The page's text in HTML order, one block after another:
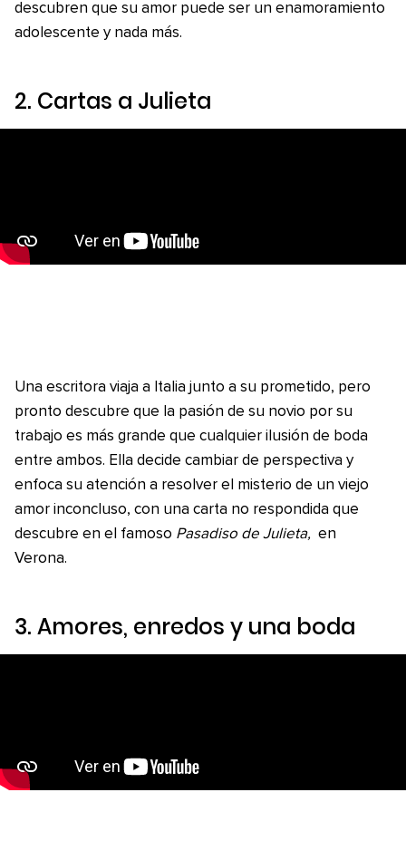
descubren que su amor puede ser un enamoramiento
adolescente y nada más.
2. Cartas a Julieta
Una escritora viaja a Italia junto a su prometido, pero
pronto descubre que la pasión de su novio por su
trabajo es más grande que cualquier ilusión de boda
entre ambos. Ella decide cambiar de perspectiva y
enfoca su atención a resolver el misterio de un viejo
amor inconcluso, con una carta no respondida que
descubre en el famoso Pasadiso de Julieta, en
Verona.
3. Amores, enredos y una boda